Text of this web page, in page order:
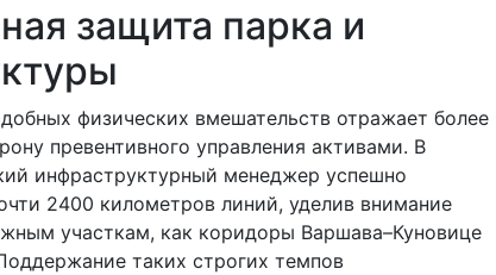
защита парка и
физических вмешательств отражает более
превентивного управления активами. В
инфраструктурный менеджер успешно
2400 километров линий, уделив внимание
участкам, как коридоры Варшава–Куновице
таких строгих темпов